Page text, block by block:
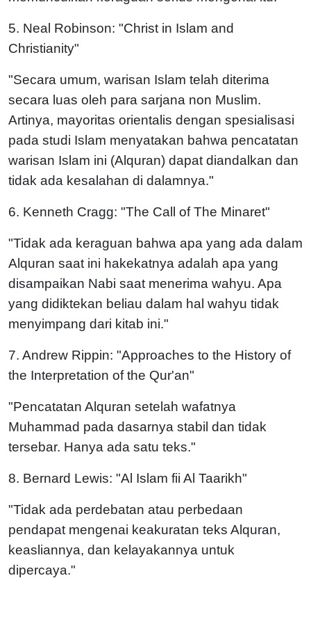
5. Neal Robinson: "Christ in Islam and
Christianity"
"Secara umum, warisan Islam telah diterima
secara luas oleh para sarjana non Muslim.
Artinya, mayoritas orientalis dengan spesialisasi
pada studi Islam menyatakan bahwa pencatatan
warisan Islam ini (Alquran) dapat diandalkan dan
tidak ada kesalahan di dalamnya."
6. Kenneth Cragg: "The Call of The Minaret"
"Tidak ada keraguan bahwa apa yang ada dalam
Alquran saat ini hakekatnya adalah apa yang
disampaikan Nabi saat menerima wahyu. Apa
yang didiktekan beliau dalam hal wahyu tidak
menyimpang dari kitab ini."
7. Andrew Rippin: "Approaches to the History of
the Interpretation of the Qur'an"
"Pencatatan Alquran setelah wafatnya
Muhammad pada dasarnya stabil dan tidak
tersebar. Hanya ada satu teks."
8. Bernard Lewis: "Al Islam fii Al Taarikh"
"Tidak ada perdebatan atau perbedaan
pendapat mengenai keakuratan teks Alquran,
keasliannya, dan kelayakannya untuk
dipercaya."